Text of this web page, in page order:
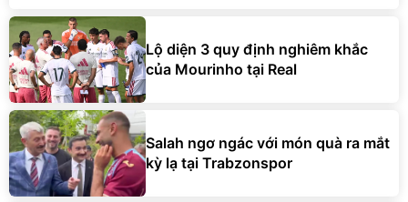
Lộ diện 3 quy định nghiêm khắc
của Mourinho tại Real
Salah ngơ ngác với món quà ra mắt
kỳ lạ tại Trabzonspor